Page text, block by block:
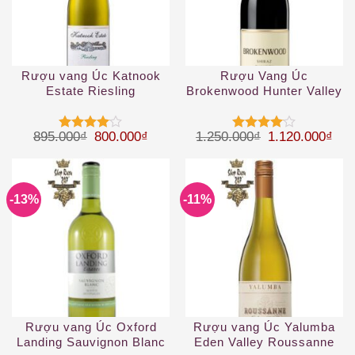
Rượu vang Úc Katnook
Estate Riesling
Được
45 sao
895.000₫ Giá gốc là: 895.000₫.
800.000₫ Giá hiện tại là: 800.000₫.
Rượu Vang Úc
Brokenwood Hunter Valley
Được
45 sao
1.250.000₫ Giá gốc là:
1.120.000₫
-13%
Rượu vang Úc Oxford
Landing Sauvignon Blanc
-11%
Rượu vang Úc Yalumba
Eden Valley Roussanne